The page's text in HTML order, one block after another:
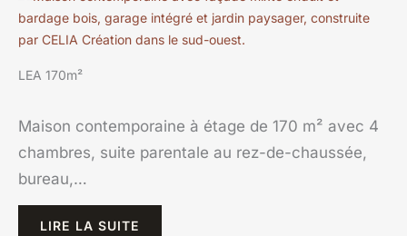
LEA 170m²
Maison contemporaine à étage de 170 m² avec 4
chambres, suite parentale au rez-de-chaussée,
bureau,…
LIRE LA SUITE